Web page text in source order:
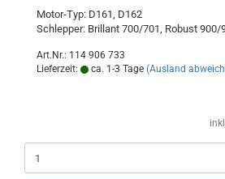
Motor-Typ: D161, D162
Schlepper: Brillant 700/701, Robust 900/
Art.Nr.: 114 906 733
Lieferzeit:
ca. 1-3 Tage (Ausland